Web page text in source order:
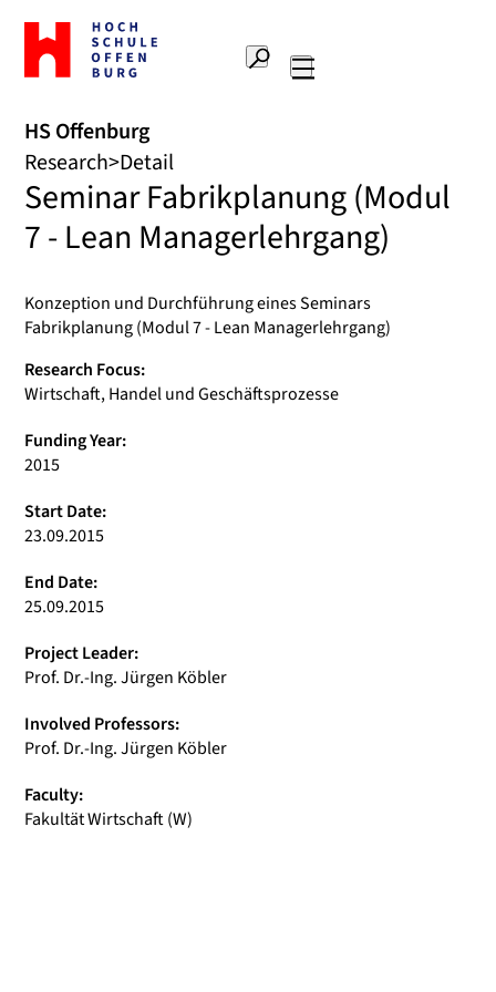
To
the
home
Offenburg
University
of
Applied
Sciences
Search
HS Offenburg
Research Detail
Seminar Fabrikplanung (Modul
7 - Lean Managerlehrgang)
Konzeption und Durchführung eines Seminars
Fabrikplanung (Modul 7 - Lean Managerlehrgang)
Research Focus:
Wirtschaft, Handel und Geschäftsprozesse
Funding Year:
2015
Start Date:
23.09.2015
End Date:
25.09.2015
Project Leader:
Prof. Dr.-Ing. Jürgen Köbler
Involved Professors:
Prof. Dr.-Ing. Jürgen Köbler
Faculty:
Fakultät Wirtschaft (W)